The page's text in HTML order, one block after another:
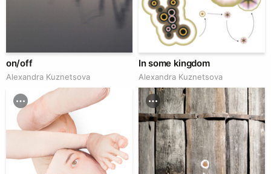
on/off
Alexandra Kuznetsova
In some kingdom
Alexandra Kuznetsova